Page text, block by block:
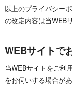
以上のプライバシー
の改定内容は当WEBサ
WEBサイトで
当WEBサイトをご利
をお伺いする場合が